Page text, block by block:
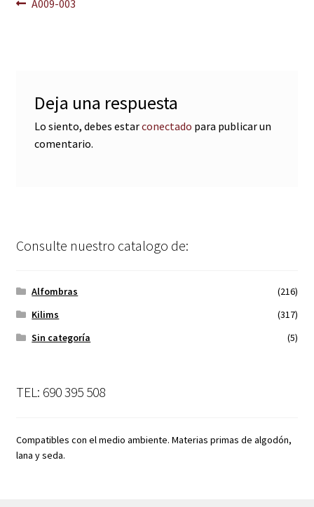
Navegación
A009-003
Deja una respuesta
Lo siento, debes estarconectado para publicar un
comentario.
Consulte nuestro catalogo de:
Alfombras
(216)
Kilims
(317)
Sin categoría
(5)
TEL: 690 395 508
Compatibles con el medio ambiente. Materias primas de algodón,
lana y seda.